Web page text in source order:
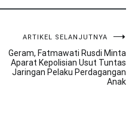
ARTIKEL SELANJUTNYA
Geram, Fatmawati Rusdi Minta
Aparat Kepolisian Usut Tuntas
Jaringan Pelaku Perdagangan
Anak